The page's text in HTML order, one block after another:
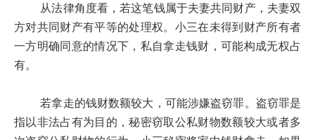
从法律角度看，若这笔钱属于夫妻共同财产，夫妻双
方对共同财产有平等的处理权。小三在未得到财产所有者
一方明确同意的情况下，私自拿走钱财，可能构成无权占
有。
若拿走的钱财数额较大，可能涉嫌盗窃罪。盗窃罪是
指以非法占有为目的，秘密窃取公私财物数额较大或者多